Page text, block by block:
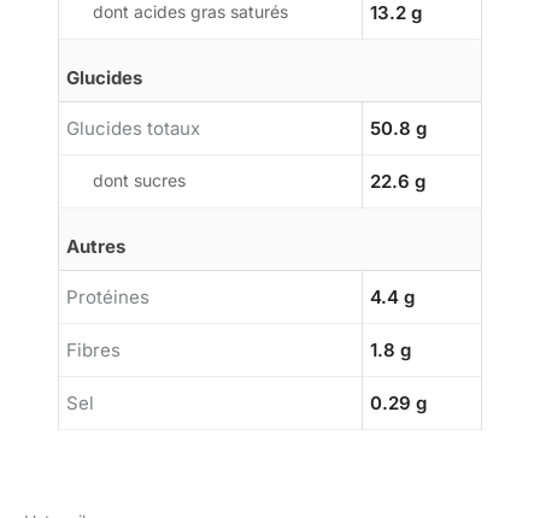
dont acides gras saturés 13.2 g
Glucides
Glucides totaux 50.8 g
dont sucres 22.6 g
Autres
Protéines 4.4 g
Fibres 1.8 g
Sel 0.29 g